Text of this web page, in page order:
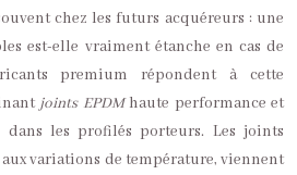
chez les futurs acquéreurs : une
est-elle vraiment étanche en cas de
premium répondent à cette
joints EPDMhaute performance et
dans les profilés porteurs. Les joints
aux variations de température, viennent